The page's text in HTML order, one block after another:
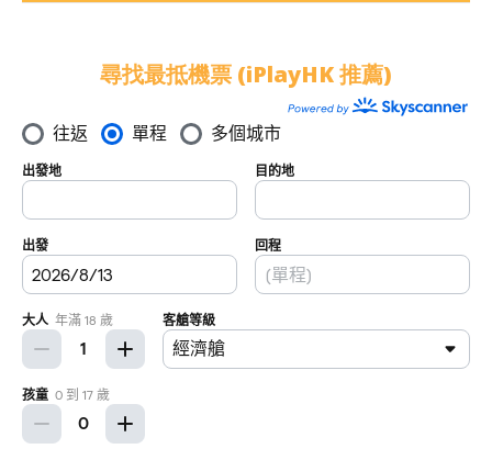
尋找最抵機票 (iPlayHK 推薦)